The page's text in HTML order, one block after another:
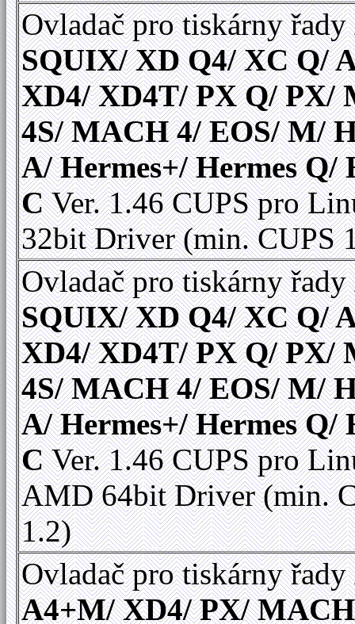
Ovladač pro tiskárny řady
SQUIX/ XD Q4/ XC Q/
XD4/ XD4T/ PX Q/ PX/
4S/ MACH 4/ EOS/ M/
A/ Hermes+/ Hermes Q/
CVer. 1.46 CUPS pro
32bit Driver (min. CUPS
Ovladač pro tiskárny řady
SQUIX/ XD Q4/ XC Q/
XD4/ XD4T/ PX Q/ PX/
4S/ MACH 4/ EOS/ M/
A/ Hermes+/ Hermes Q/
CVer. 1.46 CUPS pro
AMD 64bit Driver (min.
1.2)
Ovladač pro tiskárny řady
A4+M/ XD4/ PX/